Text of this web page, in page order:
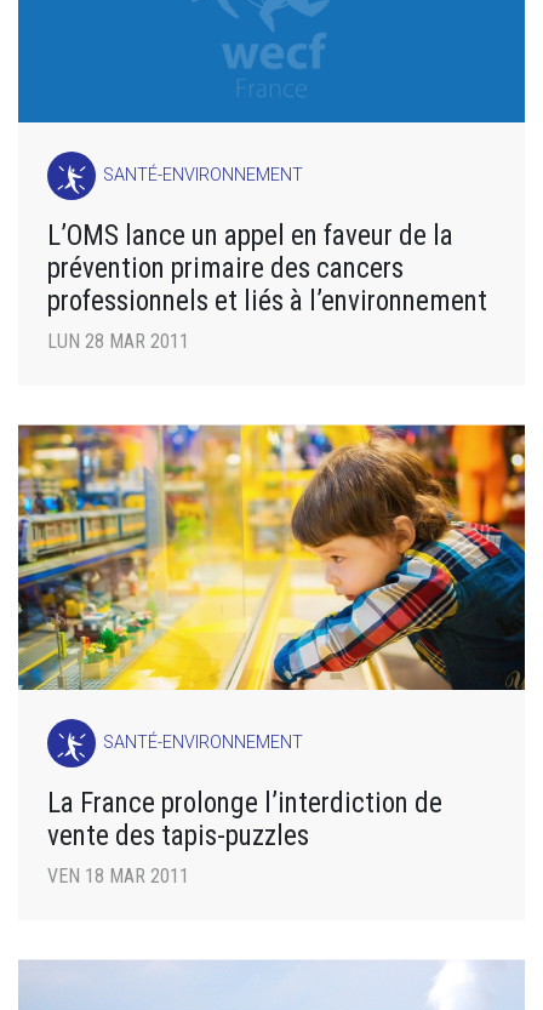
SANTÉ-ENVIRONNEMENT
L’OMS lance un appel en faveur de la
prévention primaire des cancers
professionnels et liés à l’environnement
LUN 28 MAR 2011
SANTÉ-ENVIRONNEMENT
La France prolonge l’interdiction de
vente des tapis-puzzles
VEN 18 MAR 2011